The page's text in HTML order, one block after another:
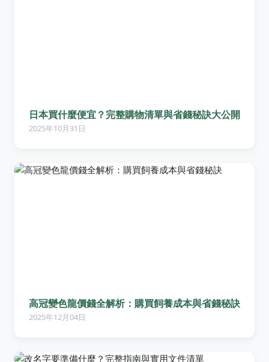
日本買什麼便宜？完整購物清單與省錢秘訣大公開
2025年10月31日
高冠變色龍價錢全解析：購買飼養成本與省錢秘訣
2025年12月04日